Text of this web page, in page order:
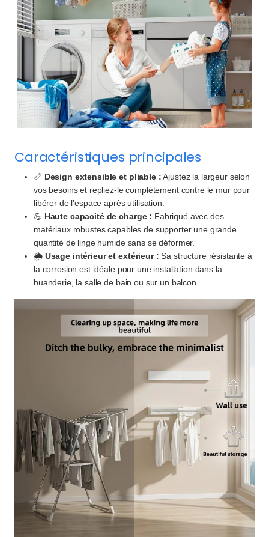
Caractéristiques principales
📏 Design extensible et pliable :Ajustez la largeur selon
vos besoins et repliez-le complètement contre le mur pour
libérer de l’espace après utilisation.
💪 Haute capacité de charge : Fabriqué avec des
matériaux robustes capables de supporter une grande
quantité de linge humide sans se déformer.
🌦️ Usage intérieur et extérieur : Sa structure résistante à
la corrosion est idéale pour une installation dans la
buanderie, la salle de bain ou sur un balcon.